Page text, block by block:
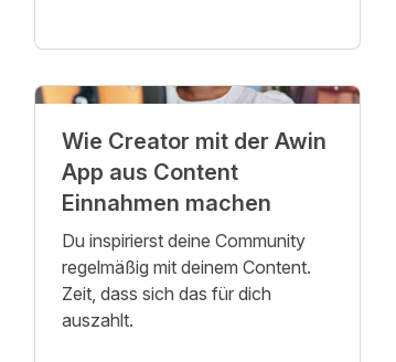
Wie Creator mit der Awin
App aus Content
Einnahmen machen
Du inspirierst deine Community
regelmäßig mit deinem Content.
Zeit, dass sich das für dich
auszahlt.